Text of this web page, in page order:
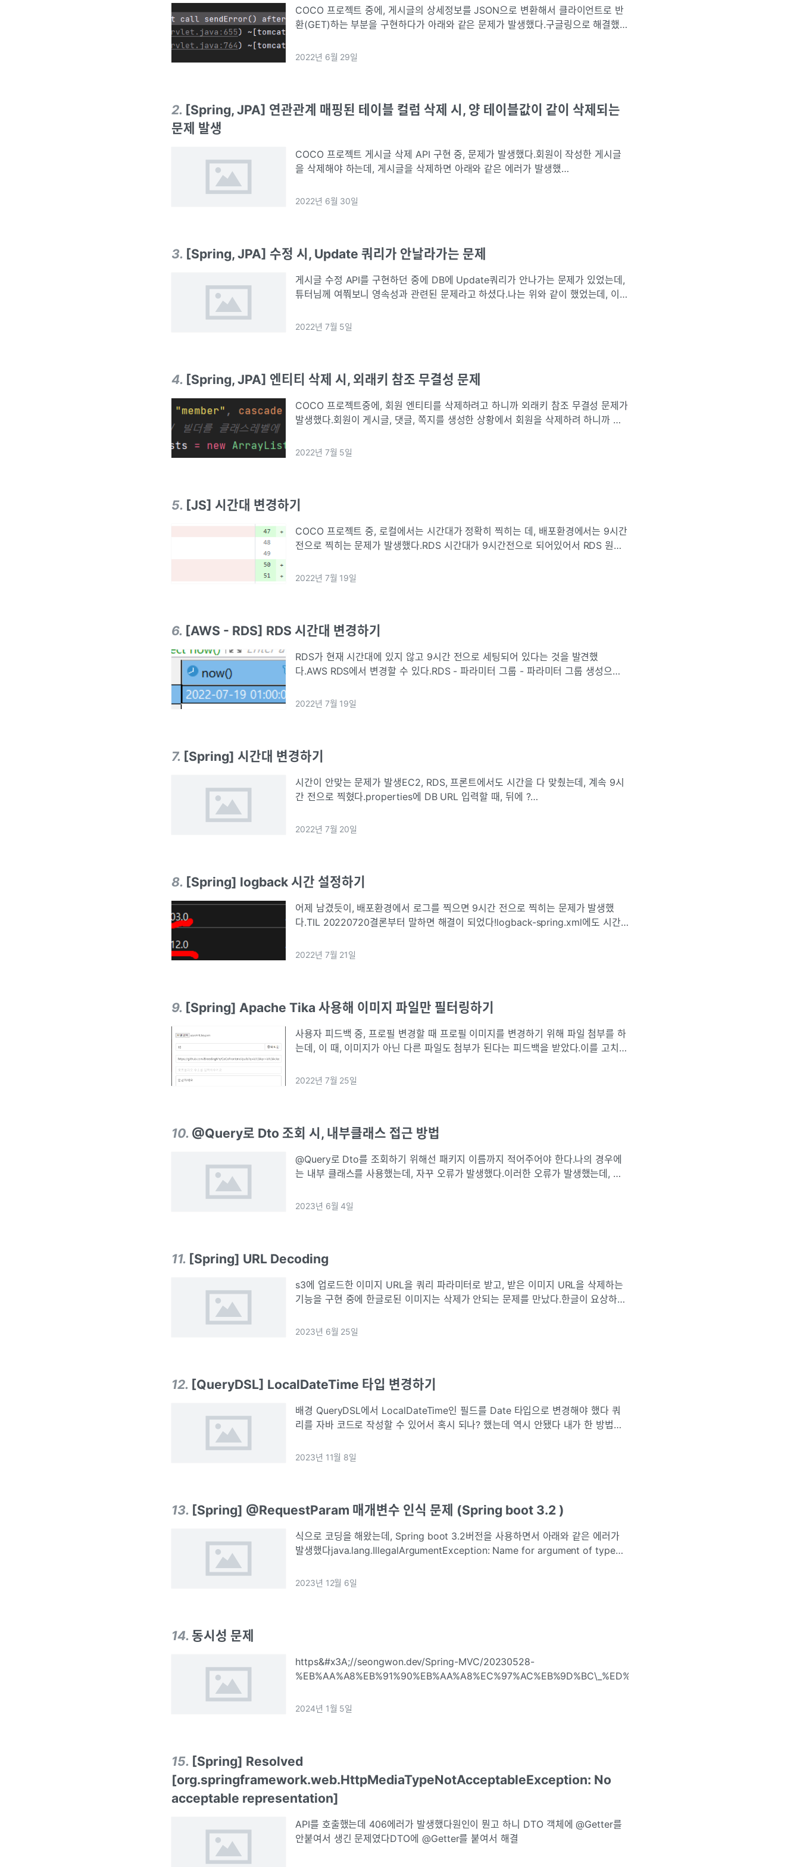
COCO 프로젝트 중에, 게시글의 상세정보를 JSON으로 변환해서 클라이언트로 반
환(GET)하는 부분을 구현하다가 아래와 같은 문제가 발생했다.구글링으로 해결했
2022년 6월 29일
2. [Spring, JPA] 연관관계 매핑된 테이블 컬럼 삭제 시, 양 테이블값이 같이 삭제되는
문제 발생
COCO 프로젝트 게시글 삭제 API 구현 중, 문제가 발생했다.회원이 작성한 게시글
을 삭제해야 하는데, 게시글을 삭제하면 아래와 같은 에러가 발생했
2022년 6월 30일
3. [Spring, JPA] 수정 시, Update 쿼리가 안날라가는 문제
게시글 수정 API를 구현하던 중에 DB에 Update쿼리가 안나가는 문제가 있었는데,
튜터님께 여쭤보니 영속성과 관련된 문제라고 하셨다.나는 위와 같이 했었는데, 이
로그인된 사용자의 정보
2022년 7월 5일
4. [Spring, JPA] 엔티티 삭제 시, 외래키 참조 무결성 문제
COCO 프로젝트중에, 회원 엔티티를 삭제하려고 하니까 외래키 참조 무결성 문제가
발생했다.회원이 게시글, 댓글, 쪽지를 생성한 상황에서 회원을 삭제하려 하니까 회
가 터진 것 같다.이를
2022년 7월 5일
5. [JS] 시간대 변경하기
COCO 프로젝트 중, 로컬에서는 시간대가 정확히 찍히는 데, 배포환경에서는 9시간
전으로 찍히는 문제가 발생했다.RDS 시간대가 9시간전으로 되어있어서 RDS 원인
치 시간대)로 적용이
2022년 7월 19일
6. [AWS - RDS] RDS 시간대 변경하기
RDS가 현재 시간대에 있지 않고 9시간 전으로 세팅되어 있다는 것을 발견했
다.AWS RDS에서 변경할 수 있다.RDS - 파라미터 그룹 - 파라미터 그룹 생성으로
로 변경하고,변경 후
2022년 7월 19일
7. [Spring] 시간대 변경하기
시간이 안맞는 문제가 발생EC2, RDS, 프론트에서도 시간을 다 맞췄는데, 계속 9시
간 전으로 찍혔다.properties에 DB URL 입력할 때, 뒤에 ?
다.|
2022년 7월 20일
8. [Spring] logback 시간 설정하기
어제 남겼듯이, 배포환경에서 로그를 찍으면 9시간 전으로 찍히는 문제가 발생했
다.TIL 20220720결론부터 말하면 해결이 되었다!logback-spring.xml에도 시간
2022년 7월 21일
9. [Spring] Apache Tika 사용해 이미지 파일만 필터링하기
사용자 피드백 중, 프로필 변경할 때 프로필 이미지를 변경하기 위해 파일 첨부를 하
는데, 이 때, 이미지가 아닌 다른 파일도 첨부가 된다는 피드백을 받았다.이를 고치기
부될 수 있도록
2022년 7월 25일
10. @Query로 Dto 조회 시, 내부클래스 접근 방법
@Query로 Dto를 조회하기 위해선 패키지 이름까지 적어주어야 한다.나의 경우에
는 내부 클래스를 사용했는데, 자꾸 오류가 발생했다.이러한 오류가 발생했는데, 결
2023년 6월 4일
11. [Spring] URL Decoding
s3에 업로드한 이미지 URL을 쿼리 파라미터로 받고, 받은 이미지 URL을 삭제하는
기능을 구현 중에 한글로된 이미지는 삭제가 안되는 문제를 만났다.한글이 요상하게
서 요상하게 바뀌어 버린
2023년 6월 25일
12. [QueryDSL] LocalDateTime 타입 변경하기
배경 QueryDSL에서 LocalDateTime인 필드를 Date 타입으로 변경해야 했다 쿼
리를 자바 코드로 작성할 수 있어서 혹시 되나? 했는데 역시 안됐다 내가 한 방법
2023년 11월 8일
13. [Spring] @RequestParam 매개변수 인식 문제 (Spring boot 3.2 )
식으로 코딩을 해왔는데, Spring boot 3.2버전을 사용하면서 아래와 같은 에러가
발생했다java.lang.IllegalArgumentException: Name for argument of type
2023년 12월 6일
14. 동시성 문제
https&#x3A;//seongwon.dev/Spring-MVC/20230528-
2024년 1월 5일
15. [Spring] Resolved
[org.springframework.web.HttpMediaTypeNotAcceptableException: No
acceptable representation]
API를 호출했는데 406에러가 발생했다원인이 뭔고 하니 DTO 객체에 @Getter를
안붙여서 생긴 문제였다DTO에 @Getter를 붙여서 해결